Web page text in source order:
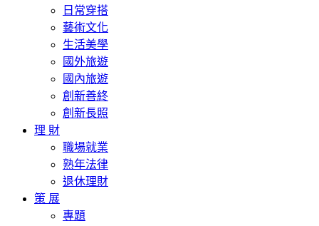
日常穿搭
藝術文化
生活美學
國外旅遊
國內旅遊
創新善終
創新長照
理 財
職場就業
熟年法律
退休理財
策 展
專題